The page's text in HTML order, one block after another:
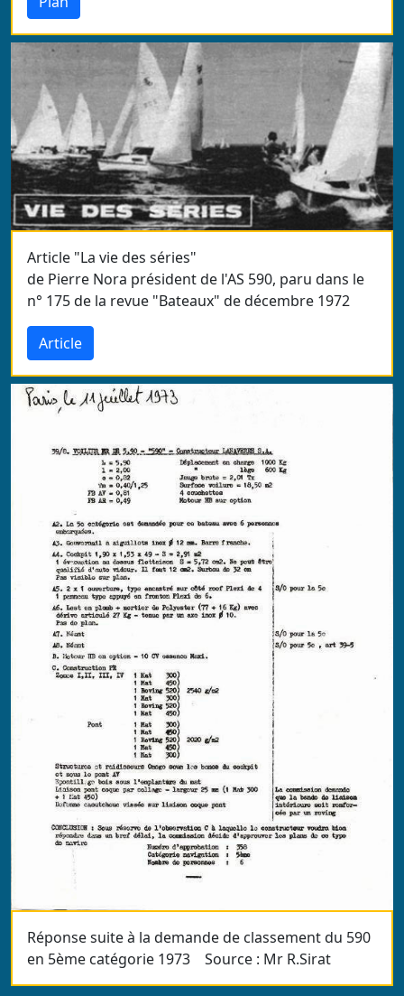
Article "La vie des séries"
de Pierre Nora président de l'AS 590, paru dans le
n° 175 de la revue "Bateaux" de décembre 1972
Article
Réponse suite à la demande de classement du 590
en 5ème catégorie 1973 Source : Mr R.Sirat